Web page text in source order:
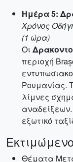
Ημέρα 5:
Χρόνος
(1 ώρα)
Οι
περιοχή
Ρουμανίας.
λίμνες
αναδείξεων.
εξωτικό
Θέματα